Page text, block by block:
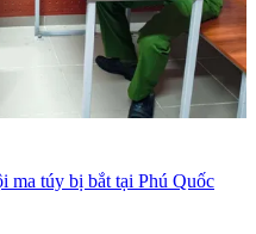
ma túy bị bắt tại Phú Quốc